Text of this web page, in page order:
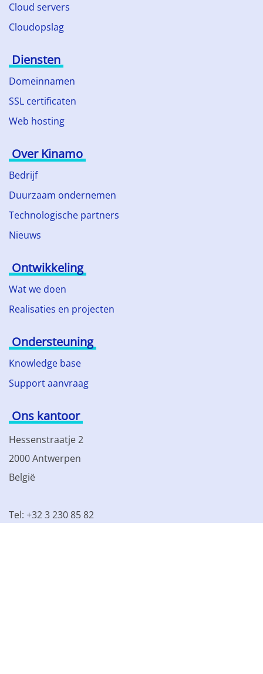
Cloud servers
Cloudopslag
Diensten
Domeinnamen
SSL certificaten
Web hosting
Over Kinamo
Bedrijf
Duurzaam ondernemen
Technologische partners
Nieuws
Ontwikkeling
Wat we doen
Realisaties en projecten
Ondersteuning
Knowledge base
Support aanvraag
Ons kantoor
Hessenstraatje 2
2000 Antwerpen
België
Tel: +32 3 230 85 82